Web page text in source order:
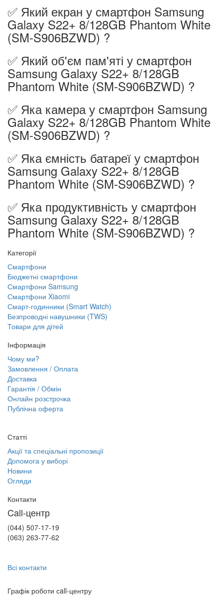
✅ Який екран у смартфон Samsung
Galaxy S22+ 8/128GB Phantom White
(SM-S906BZWD) ?
✅ Який об'єм пам'яті у смартфон
Samsung Galaxy S22+ 8/128GB
Phantom White (SM-S906BZWD) ?
✅ Яка камера у смартфон Samsung
Galaxy S22+ 8/128GB Phantom White
(SM-S906BZWD) ?
✅ Яка ємність батареї у смартфон
Samsung Galaxy S22+ 8/128GB
Phantom White (SM-S906BZWD) ?
✅ Яка продуктивність у смартфон
Samsung Galaxy S22+ 8/128GB
Phantom White (SM-S906BZWD) ?
Категорії
Смартфони
Бюджетні смартфони
Смартфони Samsung
Смартфони Xiaomi
Смарт-годинники (Smart Watch)
Безпроводні навушники (TWS)
Товари для дітей
Інформація
Чому ми?
Замовлення / Оплата
Доставка
Гарантія / Обмін
Онлайн розстрочка
Публічна оферта
Статті
Акції та спеціальні пропозиції
Допомога у виборі
Новини
Огляди
Контакти
Call-центр
(044) 507-17-19
(063) 263-77-62
Всі контакти
Графік роботи сall-центру